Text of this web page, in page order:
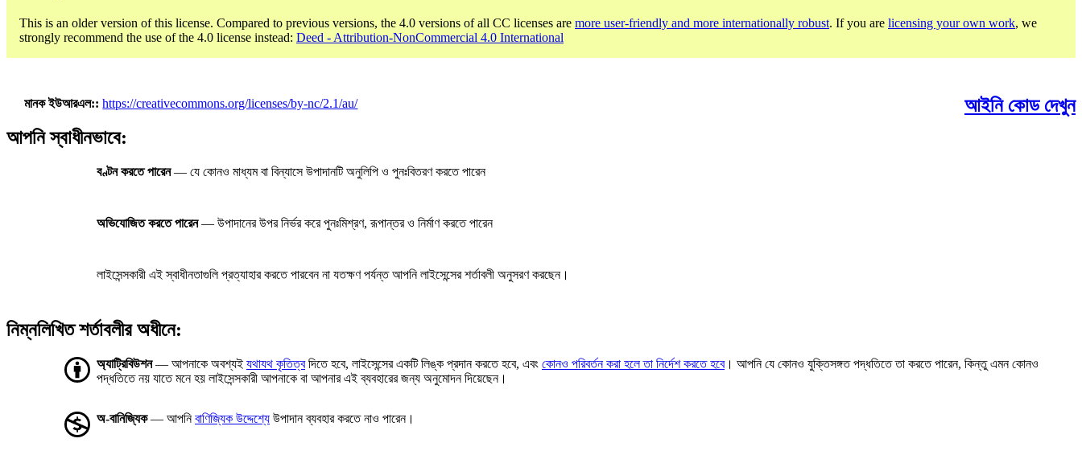
This is an older version of this license. Compared to previous versions, the 4.0 versions of all CC licenses are more user-friendly and more internationally robust. If you are licensing your own work, we
strongly recommend the use of the 4.0 license instead: Deed - Attribution-NonCommercial 4.0 International
মানক ইউআরএল: https://creativecommons.org/licenses/by-nc/2.1/au/
আইনি কোড দেখুন
আপনি স্বাধীনভাবে:
বণ্টন করতে পারেন— যে কোনও মাধ্যম বা বিন্যাসে উপাদানটি অনুলিপি ও পুনঃবিতরণ করতে পারেন
অভিযোজিত করতে পারেন— উপাদানের উপর নির্ভর করে পুনঃমিশ্রণ, রূপান্তর ও নির্মাণ করতে পারেন
লাইসেন্সকারী এই স্বাধীনতাগুলি প্রত্যাহার করতে পারবেন না যতক্ষণ পর্যন্ত আপনি লাইসেন্সের শর্তাবলী অনুসরণ করছেন।
নিম্নলিখিত শর্তাবলীর অধীনে:
অ্যাট্রিবিউশন— আপনাকে অবশ্যই যথাযথ কৃতিত্বদিতে হবে, লাইসেন্সের একটি লিঙ্ক প্রদান করতে হবে, এবং কোনও পরিবর্তন করা হলে তা নির্দেশ করতে হবে। আপনি যে কোনও যুক্তিসঙ্গত পদ্ধতিতে তা করতে পারেন, কিন্তু এমন কোনও
পদ্ধতিতে নয় যাতে মনে হয় লাইসেন্সকারী আপনাকে বা আপনার এই ব্যবহারের জন্য অনুমোদন দিয়েছেন।
অ-বানিজ্যিক— আপনিবাণিজ্যিক উদ্দেশ্যে উপাদান ব্যবহার করতে নাও পারেন।